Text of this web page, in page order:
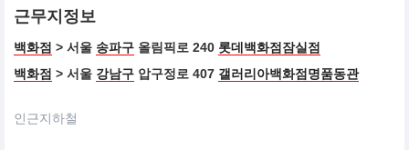
근무지정보
백화점 > 서울 송파구 올림픽로 240 롯데백화점잠실점
백화점 > 서울 강남구 압구정로 407 갤러리아백화점명품동관
인근지하철